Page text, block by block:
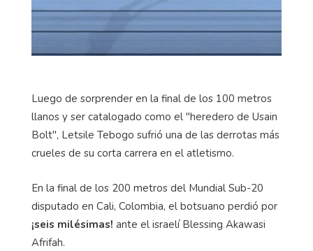
Luego de sorprender en la final de los 100 metros
llanos y ser catalogado como el "heredero de Usain
Bolt", Letsile Tebogo sufrió una de las derrotas más
crueles de su corta carrera en el atletismo.
En la final de los 200 metros del Mundial Sub-20
disputado en Cali, Colombia, el botsuano perdió por
¡seis milésimas! ante el israelí Blessing Akawasi
Afrifah.